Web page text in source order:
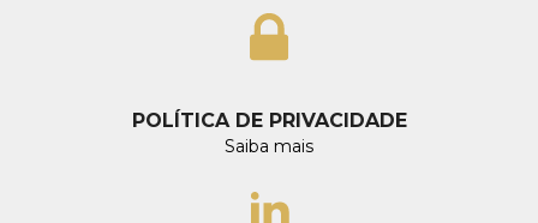
POLÍTICA DE PRIVACIDADE
Saiba mais